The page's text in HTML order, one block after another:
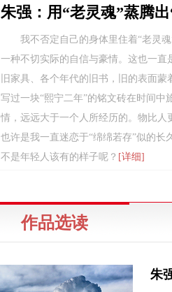
朱强：用“老灵魂”蒸腾
我不否定自己的身体里住着“老灵
一种不切实际的自信与豪情。这也一
旧家具、各个年代的旧书，旧的表面
写过一块“熙宁二年”的铭文砖在时间
情，远远大于一个人所经历的。物比
也许是我一直迷恋于“绵绵若存”似的
不是年轻人该有的样子呢？ [详细]
作品选读
朱